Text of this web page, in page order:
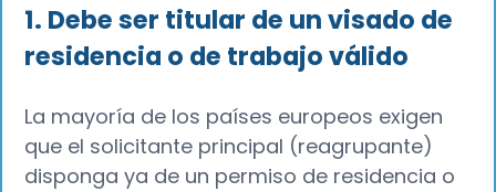
1. Debe ser titular de un visado de
residencia o de trabajo válido
La mayoría de los países europeos exigen
que el solicitante principal (reagrupante)
disponga ya de un permiso de residencia o